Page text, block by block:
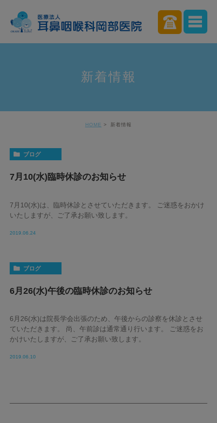
新着情報
HOME 新着情報
ブログ
7月10(水)臨時休診のお知らせ
7月10(水)は、臨時休診とさせていただきます。 ご迷惑をおかけ
いたしますが、ご了承お願い致します。
2019.06.24
ブログ
6月26(水)午後の臨時休診のお知らせ
6月26(水)は院長学会出張のため、午後からの診察を休診とさせ
ていただきます。 尚、午前診は通常通り行います。 ご迷惑をお
かけいたしますが、ご了承お願い致します。
2019.06.10